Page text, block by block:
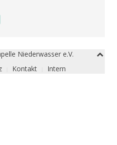
Niederwasser e.V.
Kontakt Intern